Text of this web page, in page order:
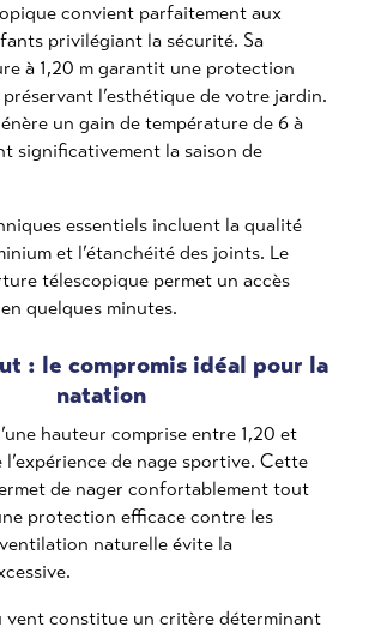
convient parfaitement aux
privilégiant la sécurité. Sa
à 1,20 m garantit une protection
l’esthétique de votre jardin.
un gain de température de 6 à
significativement la saison de
essentiels incluent la qualité
et l’étanchéité des joints. Le
télescopique permet un accès
quelques minutes.
: le compromis idéal pour la
natation
hauteur comprise entre 1,20 et
l’expérience de nage sportive. Cette
de nager confortablement tout
protection efficace contre les
naturelle évite la
vent constitue un critère déterminant